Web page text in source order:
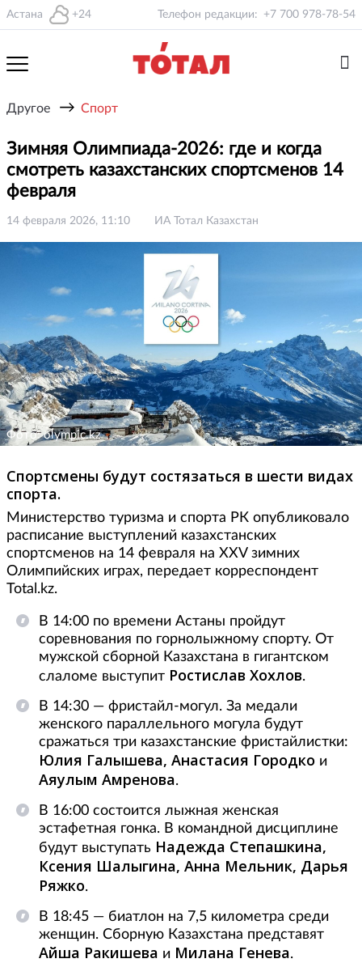
Астана +24 Телефон редакции: +7 700 978-78-54
Другое → Спорт
Зимняя Олимпиада-2026: где и когда
смотреть казахстанских спортсменов 14
февраля
14 февраля 2026, 11:10 ИА Тотал Казахстан
Фото: olympic.kz
Спортсмены будут состязаться в шести видах
спорта.
Министерство туризма и спорта РК опубликовало
расписание выступлений казахстанских
спортсменов на 14 февраля на XXV зимних
Олимпийских играх, передает корреспондент
Total.kz.
В 14:00 по времени Астаны пройдут
соревнования по горнолыжному спорту. От
мужской сборной Казахстана в гигантском
слаломе выступит Ростислав Хохлов.
В 14:30 — фристайл-могул. За медали
женского параллельного могула будут
сражаться три казахстанские фристайлистки:
Юлия Галышева, Анастасия Городко и
Аяулым Амренова.
В 16:00 состоится лыжная женская
эстафетная гонка. В командной дисциплине
будут выступать Надежда Степашкина,
Ксения Шалыгина, Анна Мельник, Дарья
Ряжко.
В 18:45 — биатлон на 7,5 километра среди
женщин. Сборную Казахстана представят
Айша Ракишева и Милана Генева.